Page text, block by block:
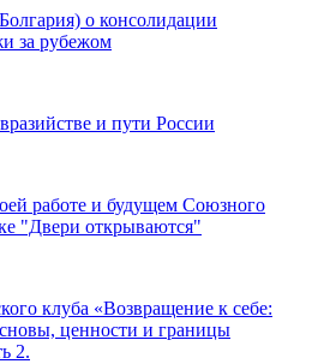
о консолидации
за рубежом
и пути России
работе и будущем Союзного
"Двери открываются"
клуба «Возвращение к себе:
ценности и границы
2.